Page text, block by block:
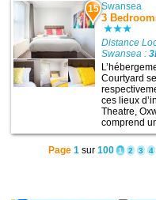
15 Swansea
3
Distance
Swansea :
Courtyard
ces lieux
Theatre,
comprend
Page 1 sur 100 1 2 3 4